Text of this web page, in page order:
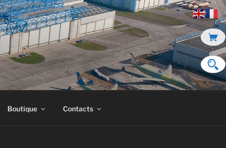
Boutique Contacts